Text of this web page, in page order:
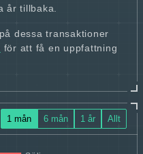
år tillbaka.
dessa transaktioner
för att få en uppfattning
1 mån 6 mån 1 år Allt